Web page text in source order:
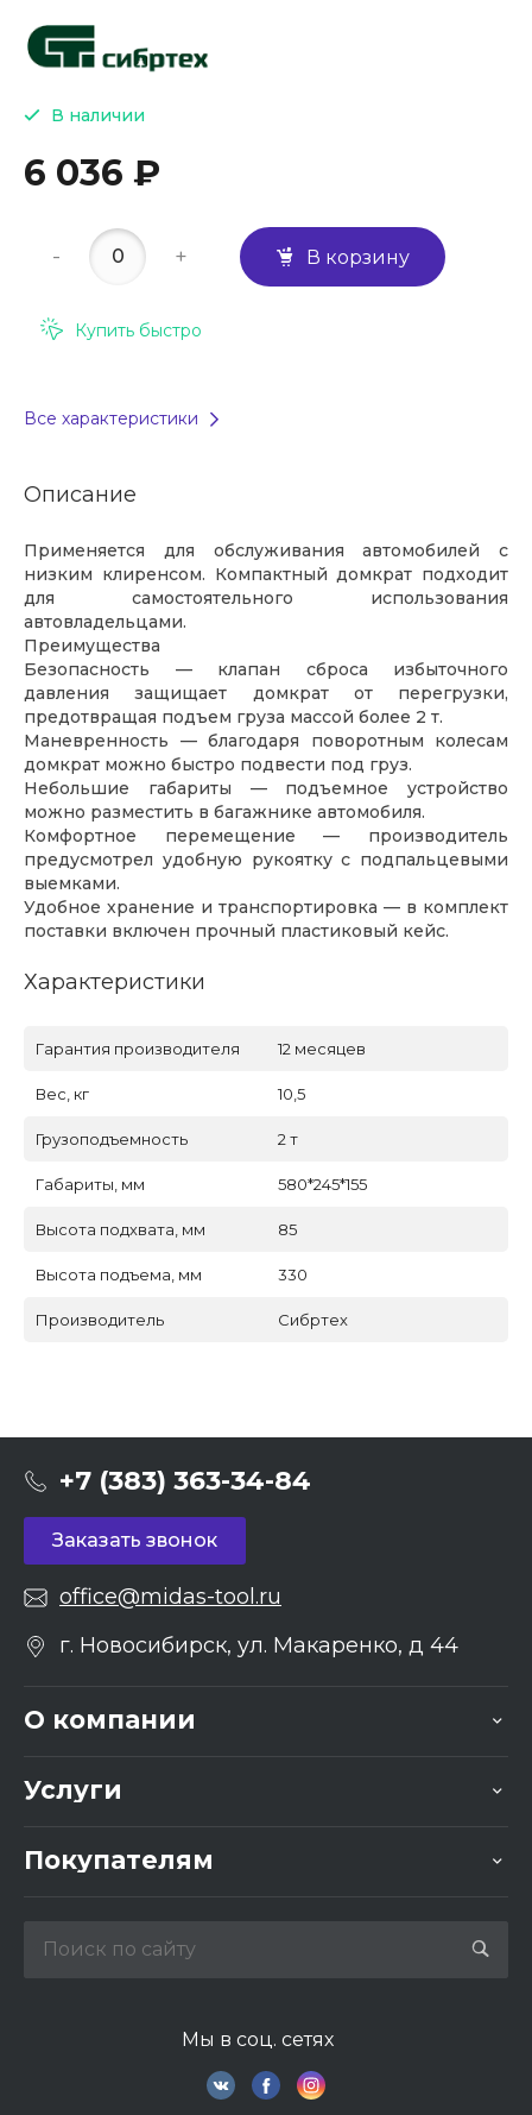
В наличии
6 036 ₽
- + В корзину
Купить быстро
Все характеристики
Описание
Применяется для обслуживания автомобилей с
низким клиренсом. Компактный домкрат подходит
для самостоятельного использования
автовладельцами.
Преимущества
Безопасность — клапан сброса избыточного
давления защищает домкрат от перегрузки,
предотвращая подъем груза массой более 2 т.
Маневренность — благодаря поворотным колесам
домкрат можно быстро подвести под груз.
Небольшие габариты — подъемное устройство
можно разместить в багажнике автомобиля.
Комфортное перемещение — производитель
предусмотрел удобную рукоятку с подпальцевыми
выемками.
Удобное хранение и транспортировка — в комплект
поставки включен прочный пластиковый кейс.
Характеристики
Гарантия производителя 12 месяцев
Вес, кг 10,5
Грузоподъемность 2 т
Габариты, мм 580*245*155
Высота подхвата, мм 85
Высота подъема, мм 330
Производитель Сибртех
+7 (383) 363-34-84
Заказать звонок
office@midas-tool.ru
г. Новосибирск, ул. Макаренко, д 44
О компании
Услуги
Покупателям
Мы в соц. сетях